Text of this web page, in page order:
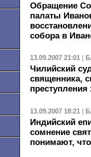
Обращение
палаты
собора в
13.09.2007 21:01
Чилийский
священника,
13.09.2007 18:21
Индийский
сомнение
понимают,